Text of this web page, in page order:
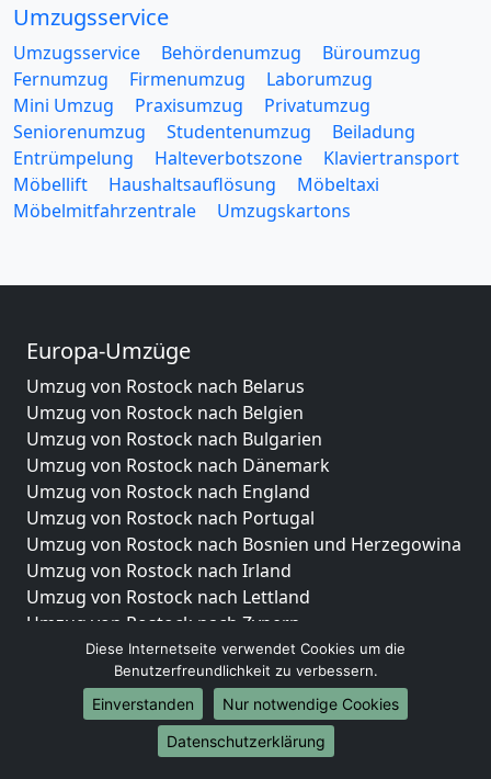
Umzugsservice
Umzugsservice Behördenumzug
Büroumzug
Fernumzug
Firmenumzug
Laborumzug
Mini Umzug
Praxisumzug
Privatumzug
Seniorenumzug
Studentenumzug
Beiladung
Entrümpelung
Halteverbotszone
Klaviertransport
Möbellift
Haushaltsauflösung
Möbeltaxi
Möbelmitfahrzentrale
Umzugskartons
Europa-Umzüge
Umzug von Rostock nach Belarus
Umzug von Rostock nach Belgien
Umzug von Rostock nach Bulgarien
Umzug von Rostock nach Dänemark
Umzug von Rostock nach England
Umzug von Rostock nach Portugal
Umzug von Rostock nach Bosnien und Herzegowina
Umzug von Rostock nach Irland
Umzug von Rostock nach Lettland
Umzug von Rostock nach Zypern
Umzug von Rostock nach Kroatien
Umzug von Rostock nach Estland
Umzug von Rostock nach Finnland
Umzug von Rostock nach Frankreich
Umzug von Rostock nach Griechenland
Diese Internetseite verwendet Cookies um die
Benutzerfreundlichkeit zu verbessern.
Einverstanden
Nur notwendige Cookies
Datenschutzerklärung